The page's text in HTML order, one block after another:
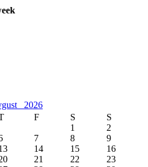
2026
F S
S
1
2
7 8
9
14 15
16
21 22
23